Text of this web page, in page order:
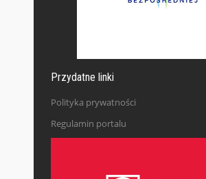
Przydatne linki
Polityka prywatności
Regulamin portalu